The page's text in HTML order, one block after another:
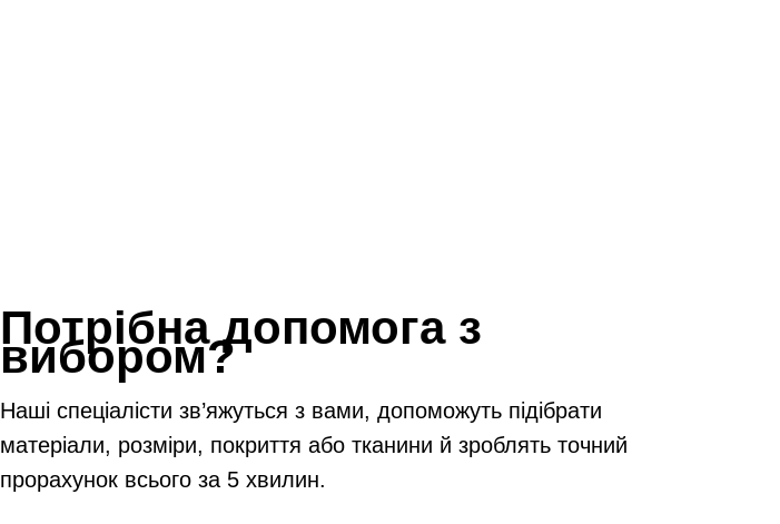
Потрібна допомога з
вибором?
Наші спеціалісти зв’яжуться з вами, допоможуть підібрати
матеріали, розміри, покриття або тканини й зроблять точний
прорахунок всього за 5 хвилин.